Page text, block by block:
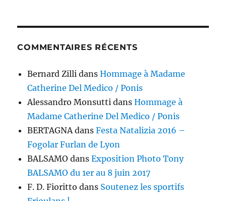
COMMENTAIRES RÉCENTS
Bernard Zilli dansHommage à Madame
Catherine Del Medico / Ponis
Alessandro Monsutti dansHommage à
Madame Catherine Del Medico / Ponis
BERTAGNAdansFesta Natalizia 2016 –
Fogolar Furlan de Lyon
BALSAMO dansExposition Photo Tony
BALSAMO du 1er au 8 juin 2017
F. D. Fioritto dans Soutenez les sportifs